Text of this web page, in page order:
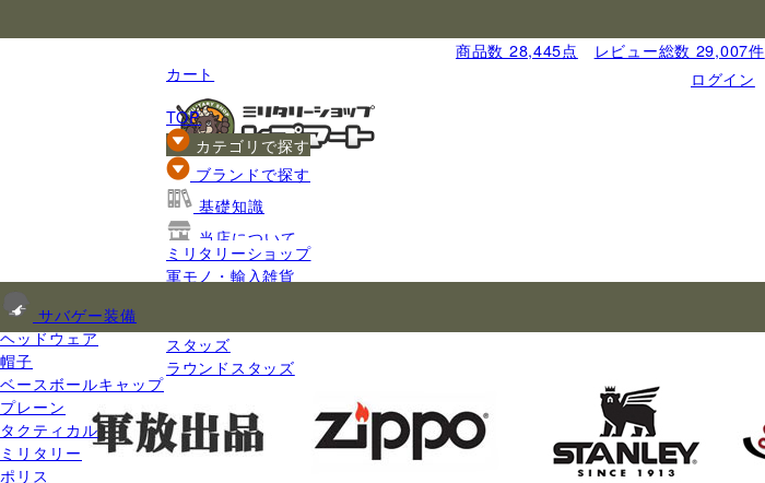
商品数 28,445点
レビュー総数 29,007件
ログイン
カート
TOP
カテゴリで探す
サバゲー装備
ヘッドウェア
帽子
ベースボールキャップ
プレーン
タクティカル
ミリタリー
ポリス
ブランドで探す
基礎知識
当店について
ご利用ガイド
ミリタリーショップ
軍モノ・輸入雑貨
スタッズ
ラウンドスタッズ